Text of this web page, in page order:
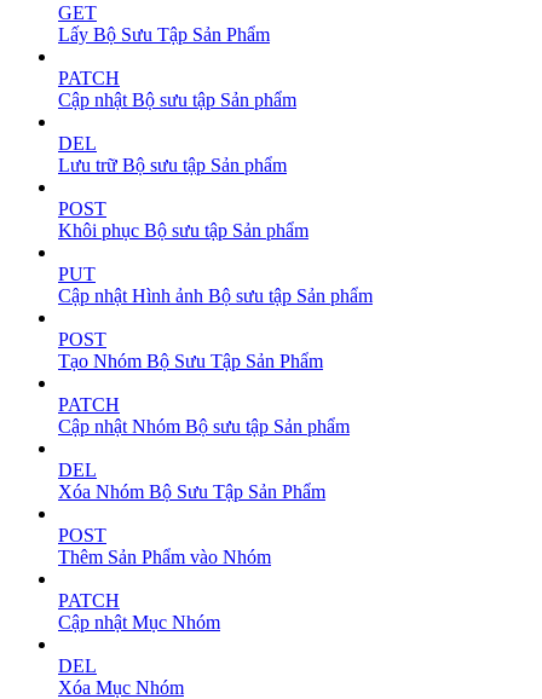
GET
Lấy Bộ Sưu Tập Sản Phẩm
PATCH
Cập nhật Bộ sưu tập Sản phẩm
DEL
Lưu trữ Bộ sưu tập Sản phẩm
POST
Khôi phục Bộ sưu tập Sản phẩm
PUT
Cập nhật Hình ảnh Bộ sưu tập Sản phẩm
POST
Tạo Nhóm Bộ Sưu Tập Sản Phẩm
PATCH
Cập nhật Nhóm Bộ sưu tập Sản phẩm
DEL
Xóa Nhóm Bộ Sưu Tập Sản Phẩm
POST
Thêm Sản Phẩm vào Nhóm
PATCH
Cập nhật Mục Nhóm
DEL
Xóa Mục Nhóm